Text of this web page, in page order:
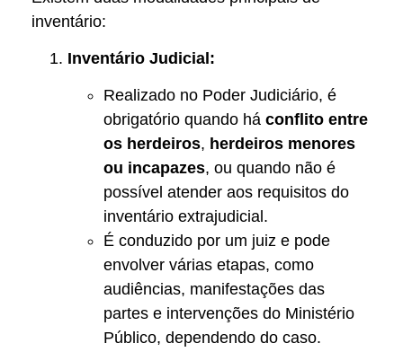
inventário:
Inventário Judicial:
Realizado no Poder Judiciário, é
obrigatório quando há conflito entre
os herdeiros, herdeiros menores
ou incapazes, ou quando não é
possível atender aos requisitos do
inventário extrajudicial.
É conduzido por um juiz e pode
envolver várias etapas, como
audiências, manifestações das
partes e intervenções do Ministério
Público, dependendo do caso.